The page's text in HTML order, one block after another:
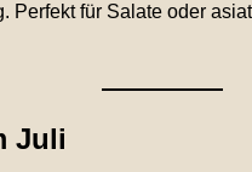
Perfekt für Salate oder
Juli